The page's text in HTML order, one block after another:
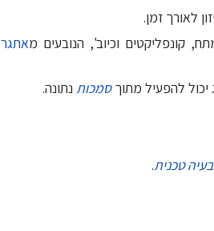
אתגר
סמכות נתונה.
בעיה טכנית.